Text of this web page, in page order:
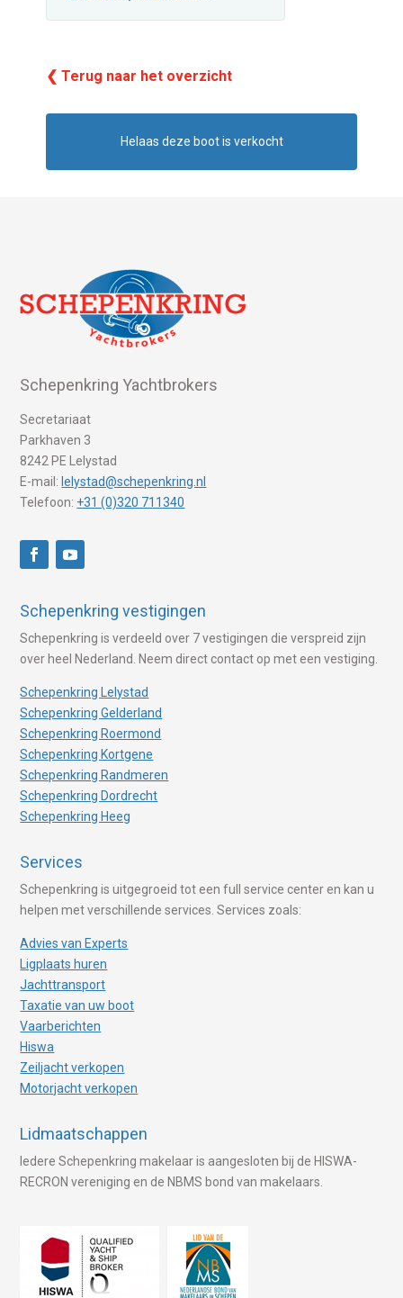
❮ Terug naar het overzicht
Helaas deze boot is verkocht
Schepenkring Yachtbrokers
Secretariaat
Parkhaven 3
8242 PE Lelystad
E-mail: lelystad@schepenkring.nl
Telefoon: +31 (0)320 711340
Schepenkring vestigingen
Schepenkring is verdeeld over 7 vestigingen die verspreid zijn
over heel Nederland. Neem direct contact op met een vestiging.
Schepenkring Lelystad
Schepenkring Gelderland
Schepenkring Roermond
Schepenkring Kortgene
Schepenkring Randmeren
Schepenkring Dordrecht
Schepenkring Heeg
Services
Schepenkring is uitgegroeid tot een full service center en kan u
helpen met verschillende services. Services zoals:
Advies van Experts
Ligplaats huren
Jachttransport
Taxatie van uw boot
Vaarberichten
Hiswa
Zeiljacht verkopen
Motorjacht verkopen
Lidmaatschappen
Iedere Schepenkring makelaar is aangesloten bij de HISWA-
RECRON vereniging en de NBMS bond van makelaars.